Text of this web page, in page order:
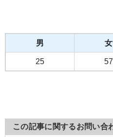
男 女
25 57
この記事に関するお問い合